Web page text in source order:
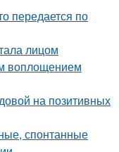
передается по
лицом
воплощением
на позитивных
спонтанные